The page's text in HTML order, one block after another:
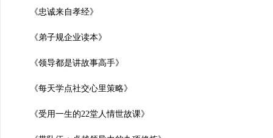
《忠诚来自孝经》
《弟子规企业读本》
《领导都是讲故事高手》
《每天学点社交心里策略》
《受用一生的22堂人情世故课》